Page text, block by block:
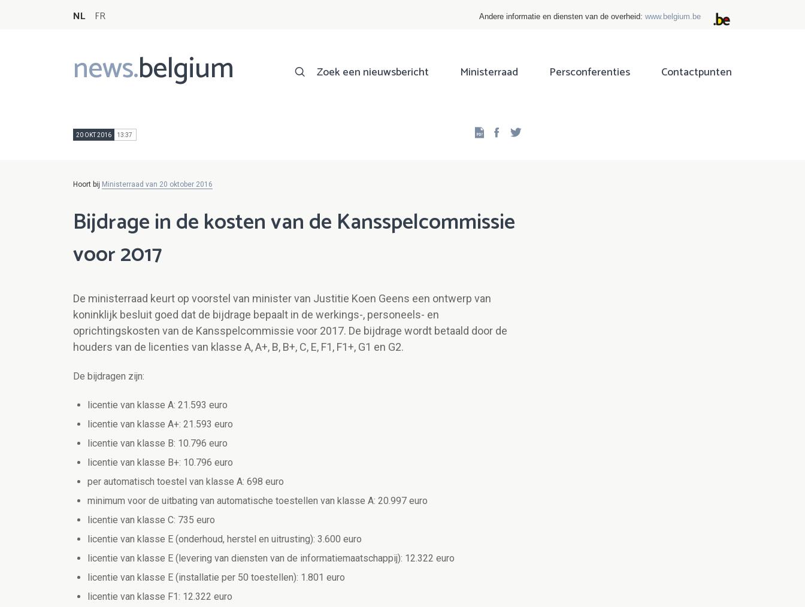
NL FR Andere informatie en diensten van de overheid: www.belgium.be
news.belgium
Main
navigation
Zoek een nieuwsbericht Ministerraad Persconferenties Contactpunten
20 OKT 2016 13:37 Facebook
Hoort bij Ministerraad van 20 oktober 2016
Bijdrage in de kosten van de Kansspelcommissie
voor 2017
De ministerraad keurt op voorstel van minister van Justitie Koen Geens een ontwerp van
koninklijk besluit goed dat de bijdrage bepaalt in de werkings-, personeels- en
oprichtingskosten van de Kansspelcommissie voor 2017. De bijdrage wordt betaald door de
houders van de licenties van klasse A, A+, B, B+, C, E, F1, F1+, G1 en G2.
De bijdragen zijn:
licentie van klasse A: 21.593 euro
licentie van klasse A+: 21.593 euro
licentie van klasse B: 10.796 euro
licentie van klasse B+: 10.796 euro
per automatisch toestel van klasse A: 698 euro
minimum voor de uitbating van automatische toestellen van klasse A: 20.997 euro
licentie van klasse C: 735 euro
licentie van klasse E (onderhoud, herstel en uitrusting): 3.600 euro
licentie van klasse E (levering van diensten van de informatiemaatschappij): 12.322 euro
licentie van klasse E (installatie per 50 toestellen): 1.801 euro
licentie van klasse F1: 12.322 euro